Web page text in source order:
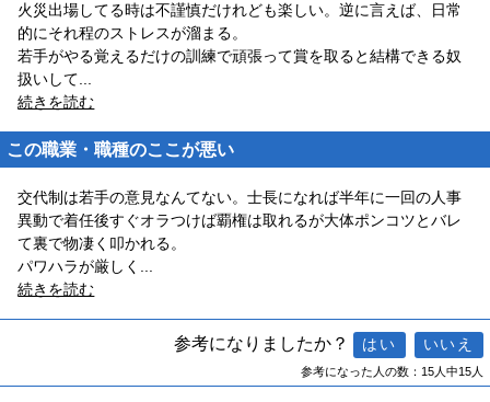
火災出場してる時は不謹慎だけれども楽しい。逆に言えば、日常
的にそれ程のストレスが溜まる。
若手がやる覚えるだけの訓練で頑張って賞を取ると結構できる奴
扱いして
続きを読む
この職業・職種のここが悪い
交代制は若手の意見なんてない。士長になれば半年に一回の人事
異動で着任後すぐオラつけば覇権は取れるが大体ポンコツとバレ
て裏で物凄く叩かれる。
パワハラが厳しく
続きを読む
参考になりましたか？
参考になった人の数：15人中15人